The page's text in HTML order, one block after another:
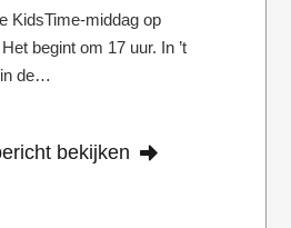
KidsTime-middag op
begint om 17 uur. In ’t
de…
bekijken